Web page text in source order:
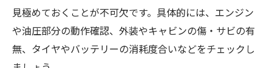
見極めておくことが不可欠です。具体的には、エンジン
や油圧部分の動作確認、外装やキャビンの傷・サビの有
無、タイヤやバッテリーの消耗度合いなどをチェックし